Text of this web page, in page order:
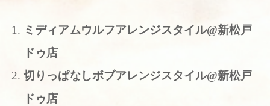
ミディアムウルフアレンジスタイル@新松戸
ドゥ店
切りっぱなしボブアレンジスタイル@新松戸
ドゥ店